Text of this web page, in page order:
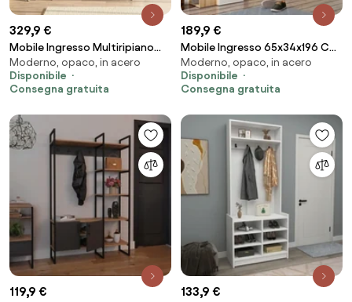
329,9 €
Mobile Ingresso Multiripiano
Con Scarpiera E Appendiabiti
Whisper Effetto Legno E Bianco
Moderno, opaco, in acero
Disponibile
Consegna gratuita
189,9 €
Mobile Ingresso 65x34x196 Con
Specchio E Barra Appendiabiti
Teka Bianco E Rovere
Moderno, opaco, in acero
Disponibile
Consegna gratuita
119,9 € 133,9 €